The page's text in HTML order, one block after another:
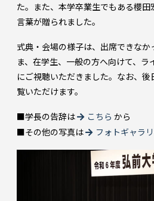
た。また、本学卒業生でもある櫻
言葉が贈られました。
式典・会場の様子は、出席できな
ま、在学生、一般の方へ向けて、
にご視聴いただきました。なお、
覧いただけます。
■学長の告辞は こちら から
■その他の写真は
フォトギャラ